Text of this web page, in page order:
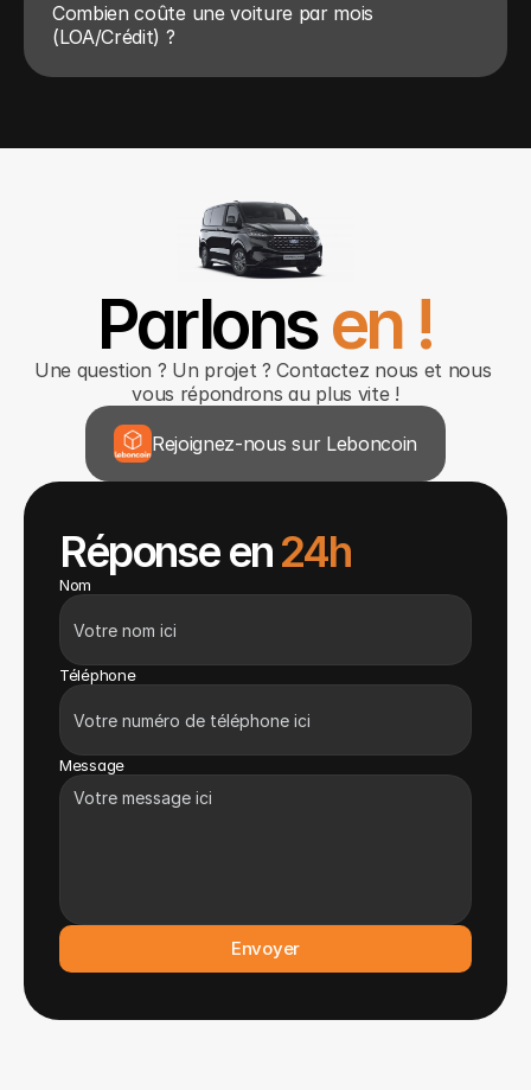
Combien coûte une voiture par mois
(LOA/Crédit) ?
Parlons en !
Une question ? Un projet ? Contactez nous et nous
vous répondrons au plus vite !
Rejoignez-nous sur Leboncoin
Réponse en 24h
Nom
Téléphone
Message
Envoyer